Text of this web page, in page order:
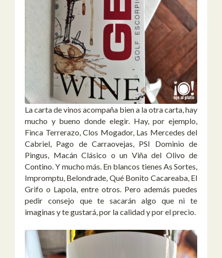
La carta de vinos acompaña bien a la otra carta, hay
mucho y bueno donde elegir. Hay, por ejemplo,
Finca Terrerazo, Clos Mogador, Las Mercedes del
Cabriel, Pago de Carraovejas, PSI Dominio de
Pingus, Macán Clásico o un Viña del Olivo de
Contino. Y mucho más. En blancos tienes As Sortes,
Impromptu, Belondrade, Qué Bonito Cacareaba, El
Grifo o Lapola, entre otros. Pero además puedes
pedir consejo que te sacarán algo que ni te
imaginas y te gustará, por la calidad y por el precio.